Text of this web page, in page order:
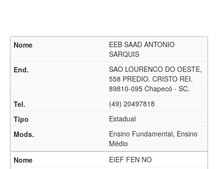
EEB SAAD ANTONIO
SARQUIS
SAO LOURENCO DO OESTE,
558 PREDIO. CRISTO REI.
89810-095 Chapecó - SC.
(49) 20497818
Estadual
Ensino Fundamental, Ensino
Médio
EIEF FEN NO